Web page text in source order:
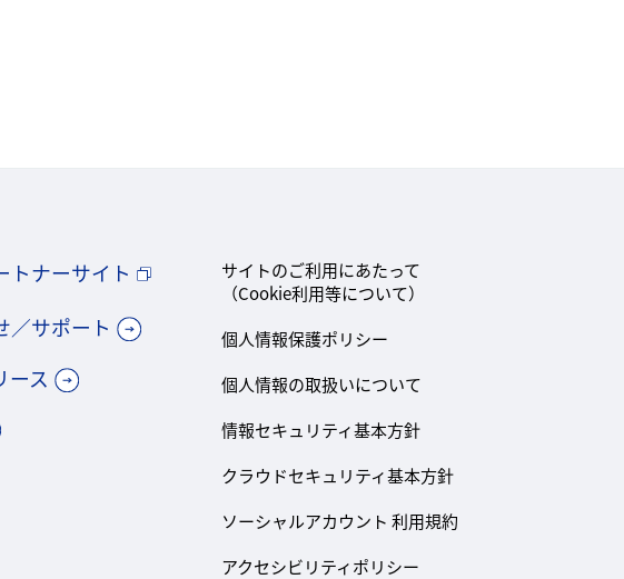
トナーサイト
／サポート
ース
サイトのご利用にあたって
（Cookie利用等について）
個人情報保護ポリシー
個人情報の取扱いについて
情報セキュリティ基本方針
クラウドセキュリティ基本方針
ソーシャルアカウント 利用規約
アクセシビリティポリシー